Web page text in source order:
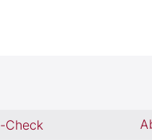
Check